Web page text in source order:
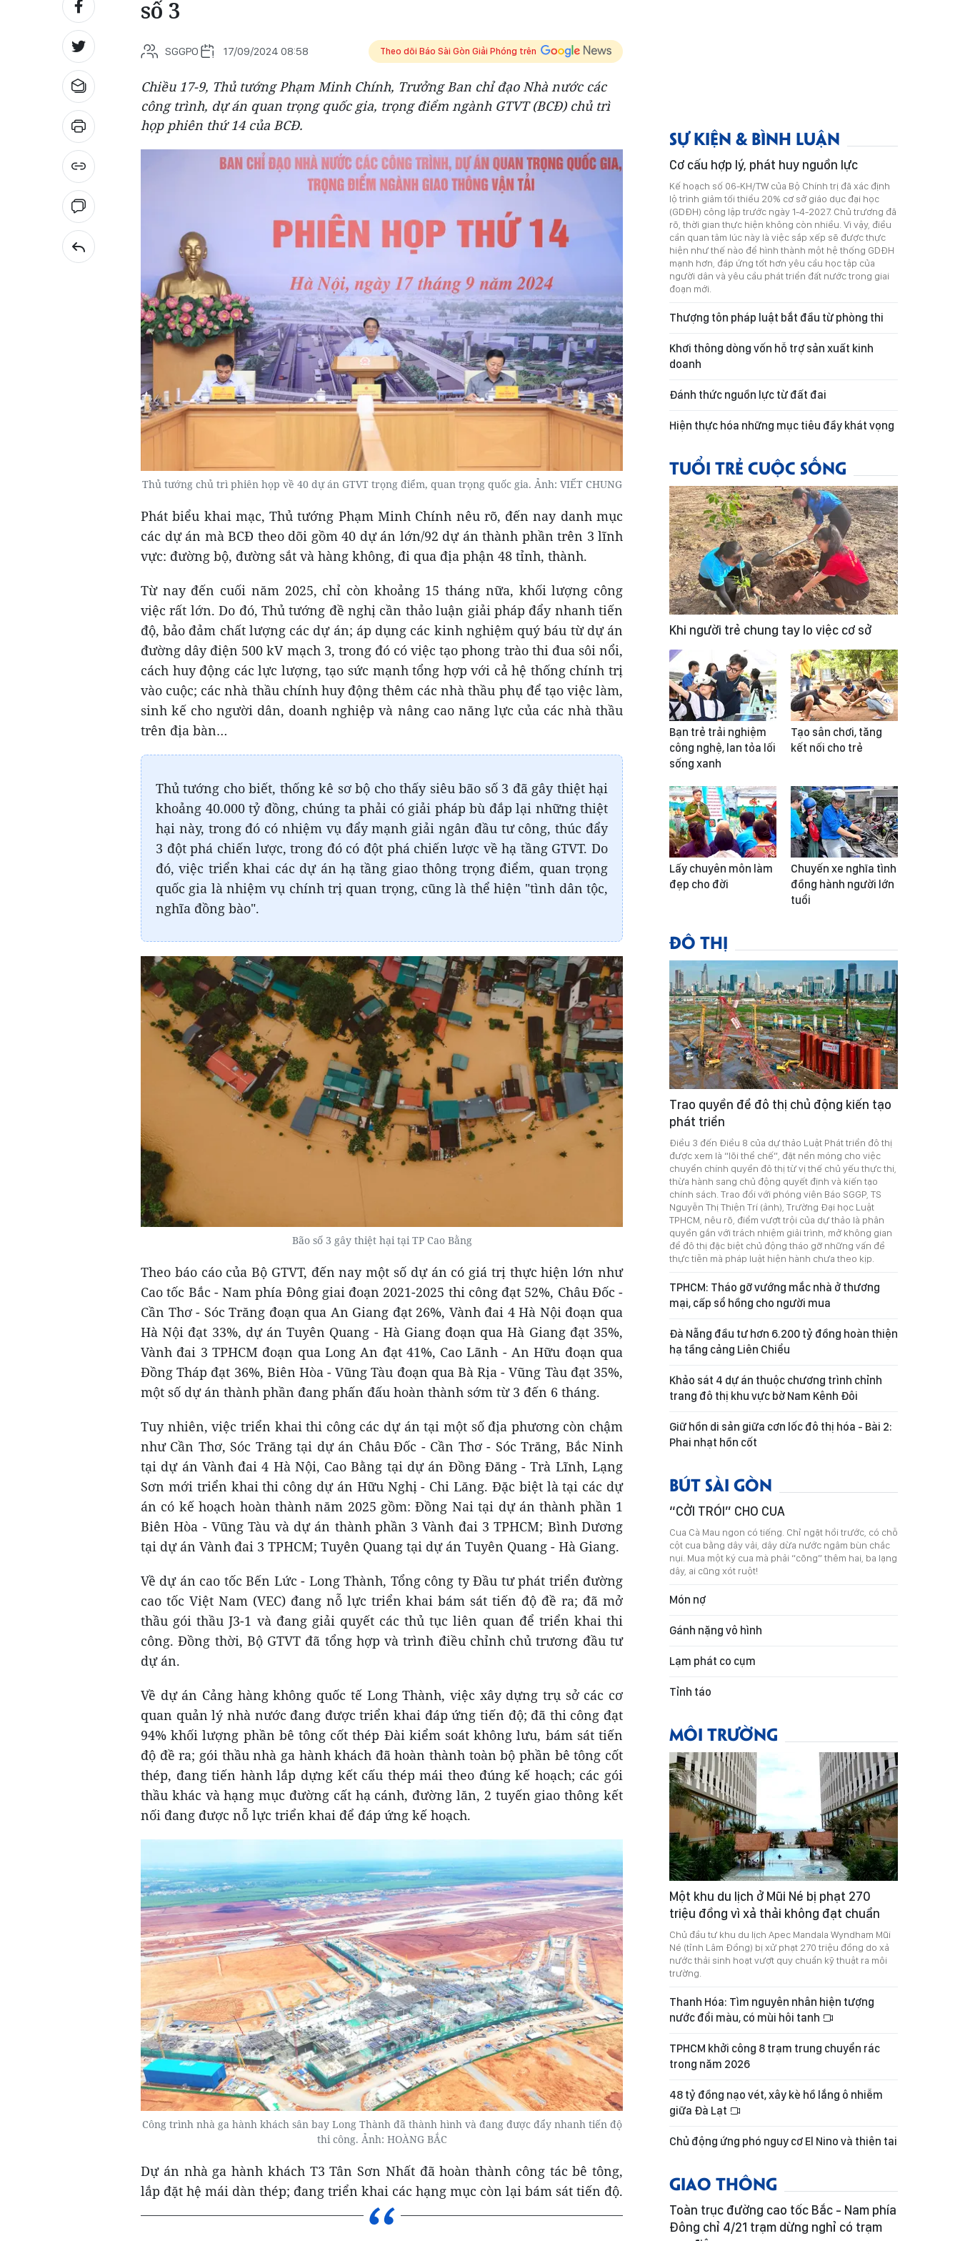
số 3
SGGPO 17/09/2024 08:58 Theo dõi Báo Sài Gòn Giải Phóng trên
Chiều 17-9, Thủ tướng Phạm Minh Chính, Trưởng Ban chỉ đạo Nhà nước các
công trình, dự án quan trọng quốc gia, trọng điểm ngành GTVT (BCĐ) chủ trì
họp phiên thứ 14 của BCĐ.
Thủ tướng chủ trì phiên họp về 40 dự án GTVT trọng điểm, quan trọng quốc gia. Ảnh: VIẾT CHUNG
Phát biểu khai mạc, Thủ tướng Phạm Minh Chính nêu rõ, đến nay danh mục
các dự án mà BCĐ theo dõi gồm 40 dự án lớn/92 dự án thành phần trên 3 lĩnh
vực: đường bộ, đường sắt và hàng không, đi qua địa phận 48 tỉnh, thành.
Từ nay đến cuối năm 2025, chỉ còn khoảng 15 tháng nữa, khối lượng công
việc rất lớn. Do đó, Thủ tướng đề nghị cần thảo luận giải pháp đẩy nhanh tiến
độ, bảo đảm chất lượng các dự án; áp dụng các kinh nghiệm quý báu từ dự án
đường dây điện 500 kV mạch 3, trong đó có việc tạo phong trào thi đua sôi nổi,
cách huy động các lực lượng, tạo sức mạnh tổng hợp với cả hệ thống chính trị
vào cuộc; các nhà thầu chính huy động thêm các nhà thầu phụ để tạo việc làm,
sinh kế cho người dân, doanh nghiệp và nâng cao năng lực của các nhà thầu
trên địa bàn…
Thủ tướng cho biết, thống kê sơ bộ cho thấy siêu bão số 3 đã gây thiệt hại
khoảng 40.000 tỷ đồng, chúng ta phải có giải pháp bù đắp lại những thiệt
hại này, trong đó có nhiệm vụ đẩy mạnh giải ngân đầu tư công, thúc đẩy
3 đột phá chiến lược, trong đó có đột phá chiến lược về hạ tầng GTVT. Do
đó, việc triển khai các dự án hạ tầng giao thông trọng điểm, quan trọng
quốc gia là nhiệm vụ chính trị quan trọng, cũng là thể hiện "tình dân tộc,
nghĩa đồng bào".
Bão số 3 gây thiệt hại tại TP Cao Bằng
Theo báo cáo của Bộ GTVT, đến nay một số dự án có giá trị thực hiện lớn như
Cao tốc Bắc - Nam phía Đông giai đoạn 2021-2025 thi công đạt 52%, Châu Đốc -
Cần Thơ - Sóc Trăng đoạn qua An Giang đạt 26%, Vành đai 4 Hà Nội đoạn qua
Hà Nội đạt 33%, dự án Tuyên Quang - Hà Giang đoạn qua Hà Giang đạt 35%,
Vành đai 3 TPHCM đoạn qua Long An đạt 41%, Cao Lãnh - An Hữu đoạn qua
Đồng Tháp đạt 36%, Biên Hòa - Vũng Tàu đoạn qua Bà Rịa - Vũng Tàu đạt 35%,
một số dự án thành phần đang phấn đấu hoàn thành sớm từ 3 đến 6 tháng.
Tuy nhiên, việc triển khai thi công các dự án tại một số địa phương còn chậm
như Cần Thơ, Sóc Trăng tại dự án Châu Đốc - Cần Thơ - Sóc Trăng, Bắc Ninh
tại dự án Vành đai 4 Hà Nội, Cao Bằng tại dự án Đồng Đăng - Trà Lĩnh, Lạng
Sơn mới triển khai thi công dự án Hữu Nghị - Chi Lăng. Đặc biệt là tại các dự
án có kế hoạch hoàn thành năm 2025 gồm: Đồng Nai tại dự án thành phần 1
Biên Hòa - Vũng Tàu và dự án thành phần 3 Vành đai 3 TPHCM; Bình Dương
tại dự án Vành đai 3 TPHCM; Tuyên Quang tại dự án Tuyên Quang - Hà Giang.
Về dự án cao tốc Bến Lức - Long Thành, Tổng công ty Đầu tư phát triển đường
cao tốc Việt Nam (VEC) đang nỗ lực triển khai bám sát tiến độ đề ra; đã mở
thầu gói thầu J3-1 và đang giải quyết các thủ tục liên quan để triển khai thi
công. Đồng thời, Bộ GTVT đã tổng hợp và trình điều chỉnh chủ trương đầu tư
dự án.
Về dự án Cảng hàng không quốc tế Long Thành, việc xây dựng trụ sở các cơ
quan quản lý nhà nước đang được triển khai đáp ứng tiến độ; đã thi công đạt
94% khối lượng phần bê tông cốt thép Đài kiểm soát không lưu, bám sát tiến
độ đề ra; gói thầu nhà ga hành khách đã hoàn thành toàn bộ phần bê tông cốt
thép, đang tiến hành lắp dựng kết cấu thép mái theo đúng kế hoạch; các gói
thầu khác và hạng mục đường cất hạ cánh, đường lăn, 2 tuyến giao thông kết
nối đang được nỗ lực triển khai để đáp ứng kế hoạch.
Công trình nhà ga hành khách sân bay Long Thành đã thành hình và đang được đẩy nhanh tiến độ
thi công. Ảnh: HOÀNG BẮC
Dự án nhà ga hành khách T3 Tân Sơn Nhất đã hoàn thành công tác bê tông,
lắp đặt hệ mái dàn thép; đang triển khai các hạng mục còn lại bám sát tiến độ.
SỰ KIỆN & BÌNH LUẬN
Cơ cấu hợp lý, phát huy nguồn lực
Kế hoạch số 06-KH/TW của Bộ Chính trị đã xác định
lộ trình giảm tối thiểu 20% cơ sở giáo dục đại học
(GDĐH) công lập trước ngày 1-4-2027. Chủ trương đã
rõ, thời gian thực hiện không còn nhiều. Vì vậy, điều
cần quan tâm lúc này là việc sắp xếp sẽ được thực
hiện như thế nào để hình thành một hệ thống GDĐH
mạnh hơn, đáp ứng tốt hơn yêu cầu học tập của
người dân và yêu cầu phát triển đất nước trong giai
đoạn mới.
Thượng tôn pháp luật bắt đầu từ phòng thi
Khơi thông dòng vốn hỗ trợ sản xuất kinh
doanh
Đánh thức nguồn lực từ đất đai
Hiện thực hóa những mục tiêu đầy khát vọng
TUỔI TRẺ CUỘC SỐNG
Khi người trẻ chung tay lo việc cơ sở
Bạn trẻ trải nghiệm
công nghệ, lan tỏa lối
sống xanh
Tạo sân chơi, tăng
kết nối cho trẻ
Lấy chuyên môn làm
đẹp cho đời
Chuyến xe nghĩa tình
đồng hành người lớn
tuổi
ĐÔ THỊ
Trao quyền để đô thị chủ động kiến tạo
phát triển
Điều 3 đến Điều 8 của dự thảo Luật Phát triển đô thị
được xem là “lõi thể chế”, đặt nền móng cho việc
chuyển chính quyền đô thị từ vị thế chủ yếu thực thi,
thừa hành sang chủ động quyết định và kiến tạo
chính sách. Trao đổi với phóng viên Báo SGGP, TS
Nguyễn Thị Thiện Trí (ảnh), Trường Đại học Luật
TPHCM, nêu rõ, điểm vượt trội của dự thảo là phân
quyền gắn với trách nhiệm giải trình, mở không gian
để đô thị đặc biệt chủ động tháo gỡ những vấn đề
thực tiễn mà pháp luật hiện hành chưa theo kịp.
TPHCM: Tháo gỡ vướng mắc nhà ở thương
mại, cấp sổ hồng cho người mua
Đà Nẵng đầu tư hơn 6.200 tỷ đồng hoàn thiện
hạ tầng cảng Liên Chiểu
Khảo sát 4 dự án thuộc chương trình chỉnh
trang đô thị khu vực bờ Nam Kênh Đôi
Giữ hồn di sản giữa cơn lốc đô thị hóa - Bài 2:
Phai nhạt hồn cốt
BÚT SÀI GÒN
“CỞI TRÓI” CHO CUA
Cua Cà Mau ngon có tiếng. Chỉ ngặt hồi trước, có chỗ
cột cua bằng dây vải, dây dừa nước ngâm bùn chắc
nụi. Mua một ký cua mà phải “cõng” thêm hai, ba lạng
dây, ai cũng xót ruột!
Món nợ
Gánh nặng vô hình
Lạm phát co cụm
Tỉnh táo
MÔI TRƯỜNG
Một khu du lịch ở Mũi Né bị phạt 270
triệu đồng vì xả thải không đạt chuẩn
Chủ đầu tư khu du lịch Apec Mandala Wyndham Mũi
Né (tỉnh Lâm Đồng) bị xử phạt 270 triệu đồng do xả
nước thải sinh hoạt vượt quy chuẩn kỹ thuật ra môi
trường.
Thanh Hóa: Tìm nguyên nhân hiện tượng
nước đổi màu, có mùi hôi tanh
TPHCM khởi công 8 trạm trung chuyển rác
trong năm 2026
48 tỷ đồng nạo vét, xây kè hồ lắng ô nhiễm
giữa Đà Lạt
Chủ động ứng phó nguy cơ El Nino và thiên tai
GIAO THÔNG
Toàn trục đường cao tốc Bắc - Nam phía
Đông chỉ 4/21 trạm dừng nghỉ có trạm